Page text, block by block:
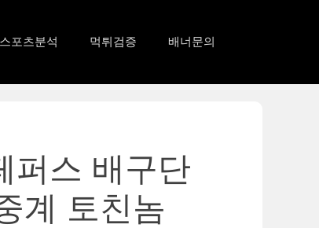
스포츠분석 먹튀검증 배너문의
퍼스 배구단
계 토친놈